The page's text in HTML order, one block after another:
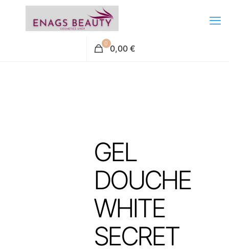
0 0,00 €
GEL
DOUCHE
WHITE
SECRET